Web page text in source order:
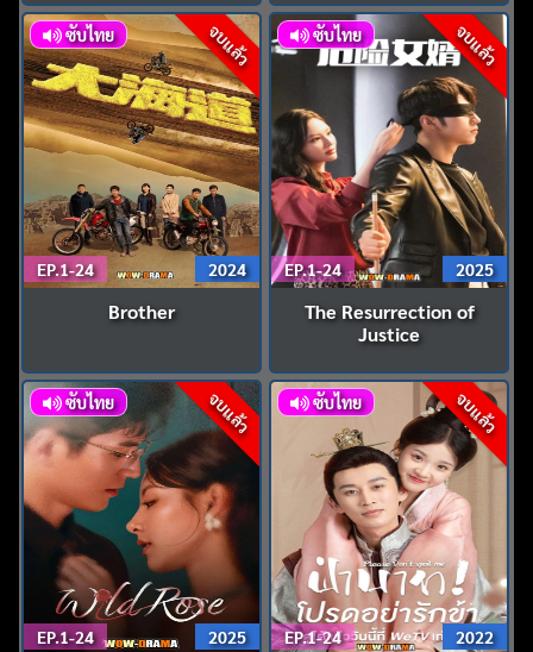
จบแล้ว
ซับไทย
EP.1-24 2024
Brother
จบแล้ว
ซับไทย
EP.1-24 2025
The Resurrection of
Justice
จบแล้ว
ซับไทย
EP.1-24 2025
จบแล้ว
ซับไทย
EP.1-24 2022